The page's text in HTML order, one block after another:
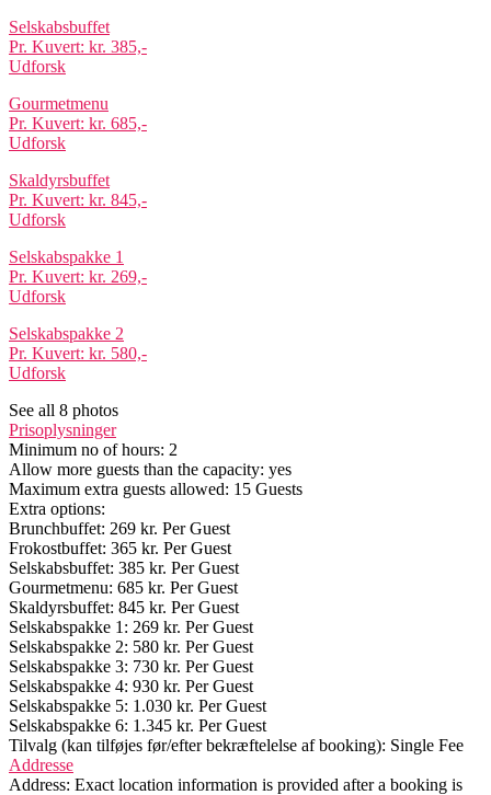
Selskabsbuffet
Pr. Kuvert: kr. 385,-
Udforsk
Gourmetmenu
Pr. Kuvert: kr. 685,-
Udforsk
Skaldyrsbuffet
Pr. Kuvert: kr. 845,-
Udforsk
Selskabspakke 1
Pr. Kuvert: kr. 269,-
Udforsk
Selskabspakke 2
Pr. Kuvert: kr. 580,-
Udforsk
See all 8 photos
Prisoplysninger
Minimum no of hours: 2
Allow more guests than the capacity: yes
Maximum extra guests allowed: 15 Guests
Extra options:
Brunchbuffet: 269 kr. Per Guest
Frokostbuffet: 365 kr. Per Guest
Selskabsbuffet: 385 kr. Per Guest
Gourmetmenu: 685 kr. Per Guest
Skaldyrsbuffet: 845 kr. Per Guest
Selskabspakke 1: 269 kr. Per Guest
Selskabspakke 2: 580 kr. Per Guest
Selskabspakke 3: 730 kr. Per Guest
Selskabspakke 4: 930 kr. Per Guest
Selskabspakke 5: 1.030 kr. Per Guest
Selskabspakke 6: 1.345 kr. Per Guest
Tilvalg (kan tilføjes før/efter bekræftelelse af booking): Single Fee
Addresse
Address: Exact location information is provided after a booking is